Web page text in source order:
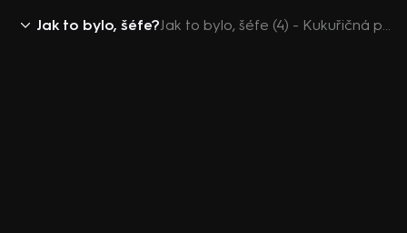
Jak to bylo, šéfe? Jak to bylo, šéfe (4) - Kukuřičná polévka